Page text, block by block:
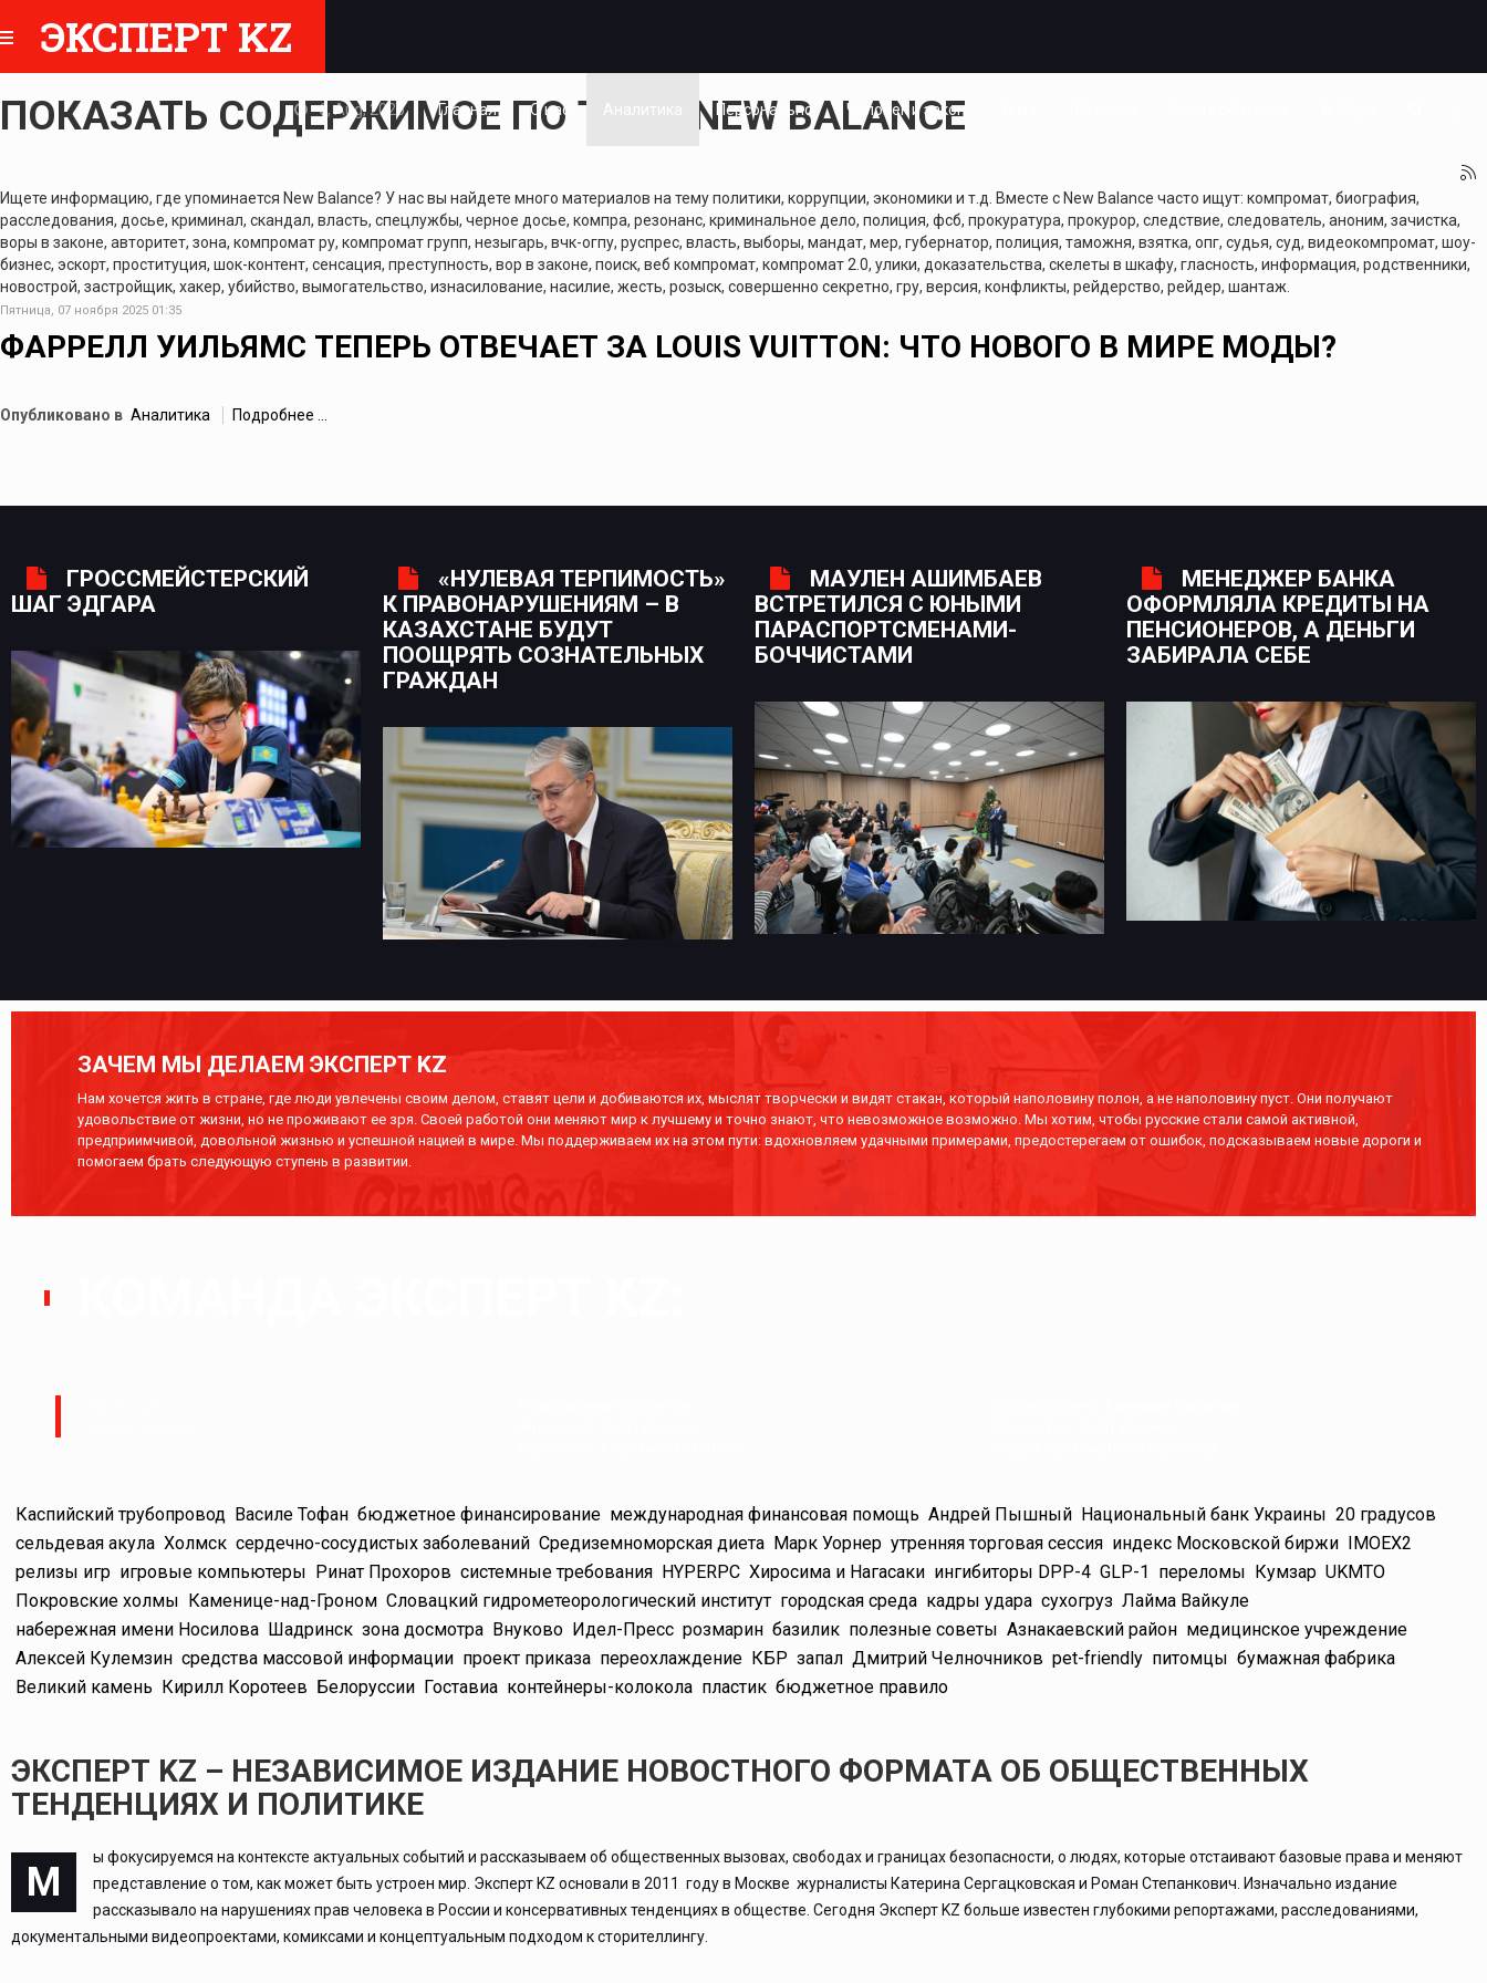
ЭКСПЕРТ KZ
6, Aug, 2026 Главная О нас Аналитика Персонально Человек и закон
ПОКАЗАТЬ СОДЕРЖИМОЕ ПО ТЕГУ: NEW BALANCE
Ищете информацию, где упоминается New Balance? У нас вы найдете много материалов на тему политики, коррупции, экономики и т.д. Вместе с New Balance часто ищут: компромат, биография,
расследования, досье, криминал, скандал, власть, спецлужбы, черное досье, компра, резонанс, криминальное дело, полиция, фсб, прокуратура, прокурор, следствие, следователь, аноним, зачистка,
воры в законе, авторитет, зона, компромат ру, компромат групп, незыгарь, вчк-огпу, руспрес, власть, выборы, мандат, мер, губернатор, полиция, таможня, взятка, опг, судья, суд, видеокомпромат, шоу-
бизнес, эскорт, проституция, шок-контент, сенсация, преступность, вор в законе, поиск, веб компромат, компромат 2.0, улики, доказательства, скелеты в шкафу, гласность, информация, родственники,
новострой, застройщик, хакер, убийство, вымогательство, изнасилование, насилие, жесть, розыск, совершенно секретно, гру, версия, конфликты, рейдерство, рейдер, шантаж.
Пятница, 07 ноября 2025 01:35
ФАРРЕЛЛ УИЛЬЯМС ТЕПЕРЬ ОТВЕЧАЕТ ЗА LOUIS VUITTON: ЧТО НОВОГО В МИРЕ МОДЫ?
Опубликовано в Аналитика Подробнее ...
ГРОССМЕЙСТЕРСКИЙ
ШАГ ЭДГАРА
«НУЛЕВАЯ ТЕРПИМОСТЬ»
К ПРАВОНАРУШЕНИЯМ – В
КАЗАХСТАНЕ БУДУТ
ПООЩРЯТЬ СОЗНАТЕЛЬНЫХ
ГРАЖДАН
МАУЛЕН АШИМБАЕВ
ВСТРЕТИЛСЯ С ЮНЫМИ
ПАРАСПОРТСМЕНАМИ-
БОЧЧИСТАМИ
МЕНЕДЖЕР БАНКА
ОФОРМЛЯЛА КРЕДИТЫ НА
ПЕНСИОНЕРОВ, А ДЕНЬГИ
ЗАБИРАЛА СЕБЕ
ЗАЧЕМ МЫ ДЕЛАЕМ ЭКСПЕРТ KZ
Нам хочется жить в стране, где люди увлечены своим делом, ставят цели и добиваются их, мыслят творчески и видят стакан, который наполовину полон, а не наполовину пуст. Они получают
удовольствие от жизни, но не проживают ее зря. Своей работой они меняют мир к лучшему и точно знают, что невозможное возможно. Мы хотим, чтобы русские стали самой активной,
предприимчивой, довольной жизнью и успешной нацией в мире. Мы поддерживаем их на этом пути: вдохновляем удачными примерами, предостерегаем от ошибок, подсказываем новые дороги и
помогаем брать следующую ступень в развитии.
Каспийский трубопровод Василе Тофан бюджетное финансирование международная финансовая помощь Андрей Пышный Национальный банк Украины 20 градусов
сельдевая акула Холмск сердечно-сосудистых заболеваний Средиземноморская диета Марк Уорнер утренняя торговая сессия индекс Московской биржи IMOEX2
релизы игр игровые компьютеры Ринат Прохоров системные требования HYPERPC Хиросима и Нагасаки ингибиторы DPP-4 GLP-1 переломы Кумзар UKMTO
Покровские холмы Каменице-над-Гроном Словацкий гидрометеорологический институт городская среда кадры удара сухогруз Лайма Вайкуле
набережная имени Носилова Шадринск зона досмотра Внуково Идел-Пресс розмарин базилик полезные советы Азнакаевский район медицинское учреждение
Алексей Кулемзин средства массовой информации проект приказа переохлаждение КБР запал Дмитрий Челночников pet-friendly питомцы бумажная фабрика
Великий камень Кирилл Коротеев Белоруссии Гоставиа контейнеры-колокола пластик бюджетное правило
ЭКСПЕРТ KZ – НЕЗАВИСИМОЕ ИЗДАНИЕ НОВОСТНОГО ФОРМАТА ОБ ОБЩЕСТВЕННЫХ
ТЕНДЕНЦИЯХ И ПОЛИТИКЕ
М
ы фокусируемся на контексте актуальных событий и рассказываем об общественных вызовах, свободах и границах безопасности, о людях, которые отстаивают базовые права и меняют
представление о том, как может быть устроен мир. Эксперт KZ основали в 2011 году в Москве журналисты Катерина Сергацковская и Роман Степанкович. Изначально издание
рассказывало на нарушениях прав человека в России и консервативных тенденциях в обществе. Сегодня Эксперт KZ больше известен глубокими репортажами, расследованиями,
документальными видеопроектами, комиксами и концептуальным подходом к сторителлингу.